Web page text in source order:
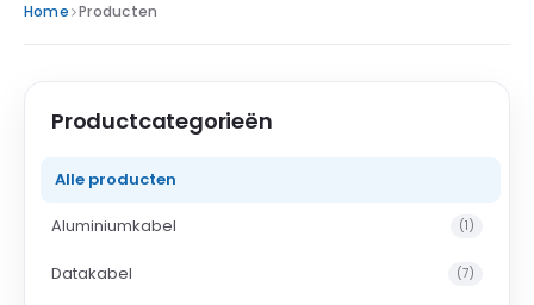
Home Producten
Productcategorieën
Alle producten
Aluminiumkabel (1)
Datakabel (7)